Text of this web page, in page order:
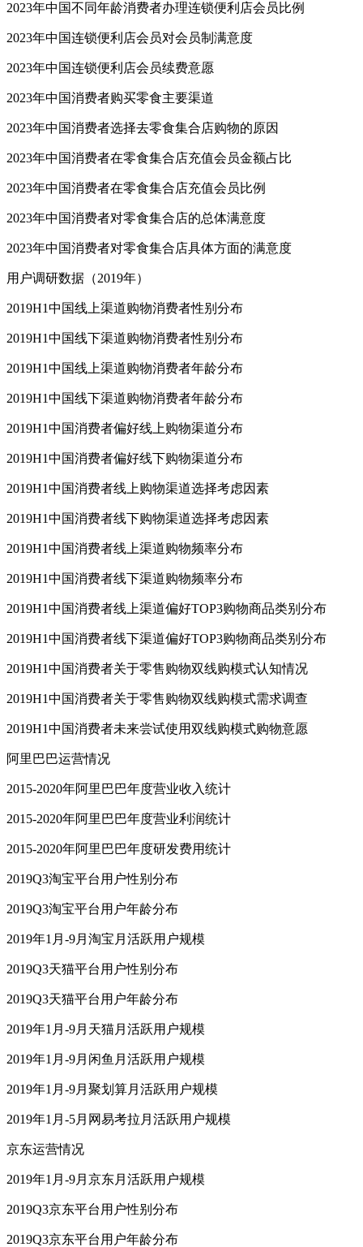
2023年中国不同年龄消费者办理连锁便利店会员比例
2023年中国连锁便利店会员对会员制满意度
2023年中国连锁便利店会员续费意愿
2023年中国消费者购买零食主要渠道
2023年中国消费者选择去零食集合店购物的原因
2023年中国消费者在零食集合店充值会员金额占比
2023年中国消费者在零食集合店充值会员比例
2023年中国消费者对零食集合店的总体满意度
2023年中国消费者对零食集合店具体方面的满意度
用户调研数据（2019年）
2019H1中国线上渠道购物消费者性别分布
2019H1中国线下渠道购物消费者性别分布
2019H1中国线上渠道购物消费者年龄分布
2019H1中国线下渠道购物消费者年龄分布
2019H1中国消费者偏好线上购物渠道分布
2019H1中国消费者偏好线下购物渠道分布
2019H1中国消费者线上购物渠道选择考虑因素
2019H1中国消费者线下购物渠道选择考虑因素
2019H1中国消费者线上渠道购物频率分布
2019H1中国消费者线下渠道购物频率分布
2019H1中国消费者线上渠道偏好TOP3购物商品类别分布
2019H1中国消费者线下渠道偏好TOP3购物商品类别分布
2019H1中国消费者关于零售购物双线购模式认知情况
2019H1中国消费者关于零售购物双线购模式需求调查
2019H1中国消费者未来尝试使用双线购模式购物意愿
阿里巴巴运营情况
2015-2020年阿里巴巴年度营业收入统计
2015-2020年阿里巴巴年度营业利润统计
2015-2020年阿里巴巴年度研发费用统计
2019Q3淘宝平台用户性别分布
2019Q3淘宝平台用户年龄分布
2019年1月-9月淘宝月活跃用户规模
2019Q3天猫平台用户性别分布
2019Q3天猫平台用户年龄分布
2019年1月-9月天猫月活跃用户规模
2019年1月-9月闲鱼月活跃用户规模
2019年1月-9月聚划算月活跃用户规模
2019年1月-5月网易考拉月活跃用户规模
京东运营情况
2019年1月-9月京东月活跃用户规模
2019Q3京东平台用户性别分布
2019Q3京东平台用户年龄分布